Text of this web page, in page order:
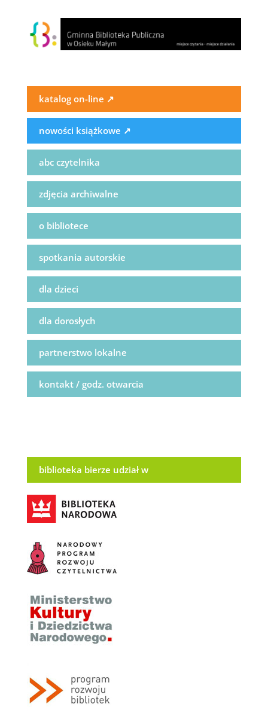
katalog on-line ↗
nowości książkowe ↗
abc czytelnika
zdjęcia archiwalne
o bibliotece
spotkania autorskie
dla dzieci
dla dorosłych
partnerstwo lokalne
kontakt / godz. otwarcia
biblioteka bierze udział w